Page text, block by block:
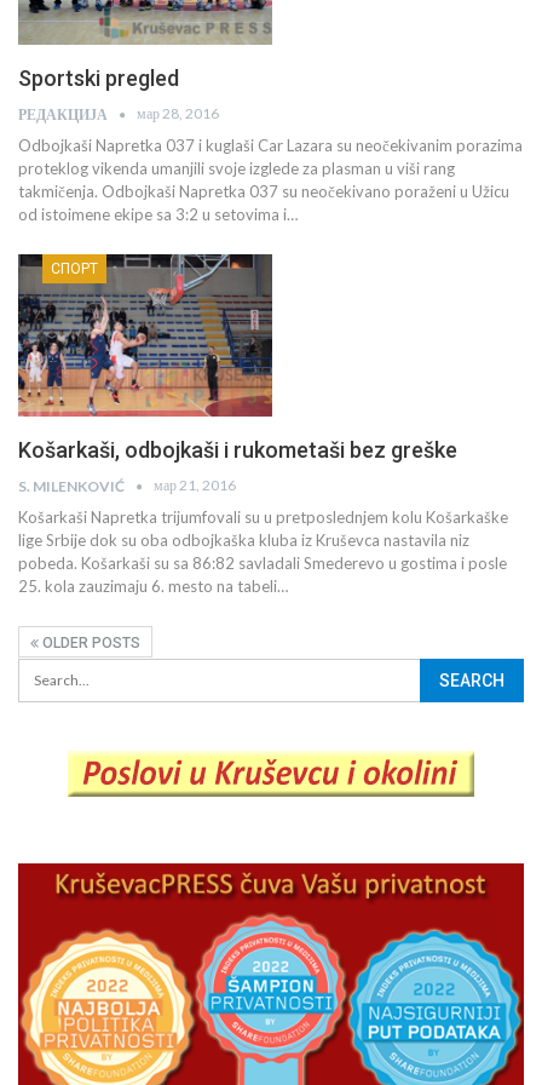
Sportski pregled
РЕДАКЦИЈА мар 28, 2016
Odbojkaši Napretka 037 i kuglaši Car Lazara su neočekivanim porazima
proteklog vikenda umanjili svoje izglede za plasman u viši rang
takmičenja. Odbojkaši Napretka 037 su neočekivano poraženi u Užicu
od istoimene ekipe sa 3:2 u setovima i…
СПОРТ
Košarkaši, odbojkaši i rukometaši bez greške
S. MILENKOVIĆ мар 21, 2016
Košarkaši Napretka trijumfovali su u pretposlednjem kolu Košarkaške
lige Srbije dok su oba odbojkaška kluba iz Kruševca nastavila niz
pobeda. Košarkaši su sa 86:82 savladali Smederevo u gostima i posle
25. kola zauzimaju 6. mesto na tabeli…
OLDER POSTS